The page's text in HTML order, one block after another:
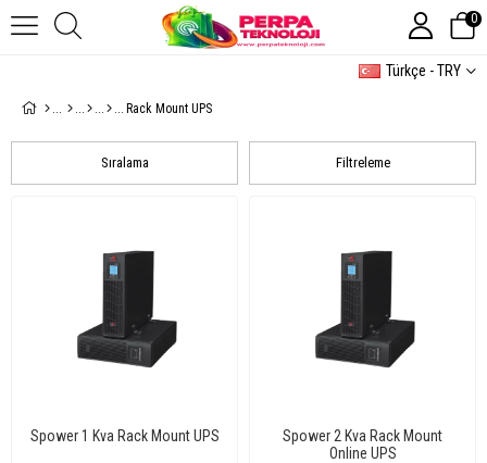
Türkçe - TRY
0
Rack Mount UPS
Filtreleme
Sıralama
Spower 1 Kva Rack Mount UPS
Spower 2 Kva Rack Mount
Online UPS